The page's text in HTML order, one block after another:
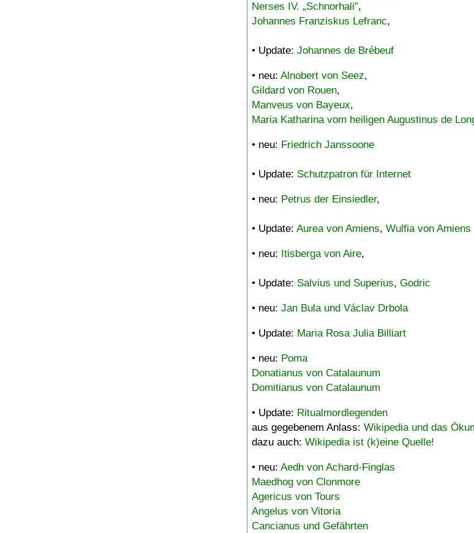
Nerses IV. „Schnorhali”,
Johannes Franziskus Lefranc,
• Update: Johannes de Brébeuf
• neu: Alnobert von Seez,
Gildard von Rouen,
Manveus von Bayeux,
Maria Katharina vom heiligen Augustinus de
• neu: Friedrich Janssoone
• Update: Schutzpatron für Internet
• neu: Petrus der Einsiedler,
• Update: Aurea von Amiens, Wulfia von Amiens
• neu: Itisberga von Aire,
• Update: Salvius und Superius, Godric
• neu: Jan Bula und Václav Drbola
• Update: Maria Rosa Julia Billiart
• neu: Poma
Donatianus von Catalaunum
Domitianus von Catalaunum
• Update: Ritualmordlegenden
aus gegebenem Anlass: Wikipedia und das
dazu auch: Wikipedia ist (k)eine Quelle!
• neu: Aedh von Achard-Finglas
Maedhog von Clonmore
Agericus von Tours
Angelus von Vitoria
Cancianus und Gefährten